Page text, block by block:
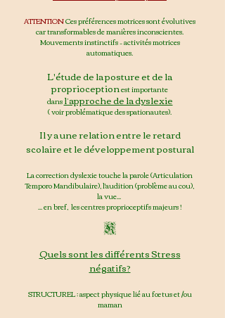
ATTENTIONCes préférences motrices sont évolutives
car transformables de manières inconscientes.
Mouvements instinctifs – activités motrices
automatiques.
L'étude de la posture et de la
proprioceptionest importante
dansl’approche de la dyslexie
( voir problématique des spationautes).
Il y a une relation entre le retard
scolaire et le développement postural
La correction dyslexie touche la parole (Articulation
Temporo Mandibulaire), l'audition (problème au cou),
la vue...
... en bref, les centres proprioceptifs majeurs !
K
Quels sont les différents Stress
négatifs?
STRUCTUREL : aspect physique lié au fœtus et /ou
maman